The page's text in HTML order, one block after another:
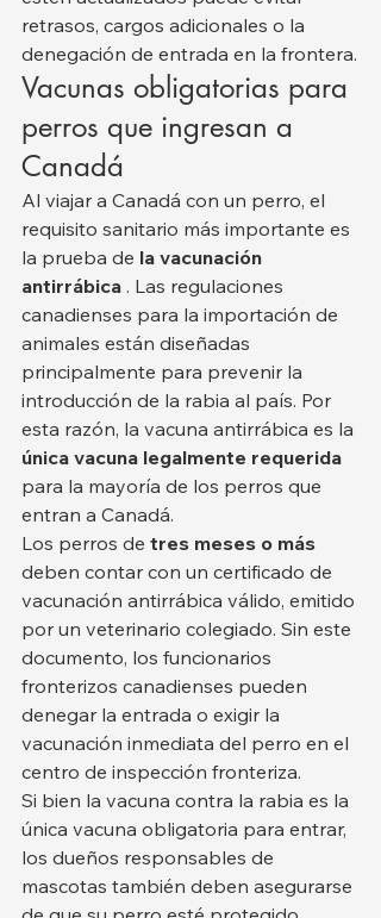
retrasos, cargos adicionales o la
denegación de entrada en la frontera.
Vacunas obligatorias para
perros que ingresan a
Canadá
Al viajar a Canadá con un perro, el
requisito sanitario más importante es
la prueba de la vacunación
antirrábica . Las regulaciones
canadienses para la importación de
animales están diseñadas
principalmente para prevenir la
introducción de la rabia al país. Por
esta razón, la vacuna antirrábica es la
única vacuna legalmente requerida
para la mayoría de los perros que
entran a Canadá.
Los perros de tres meses o más
deben contar con un certificado de
vacunación antirrábica válido, emitido
por un veterinario colegiado. Sin este
documento, los funcionarios
fronterizos canadienses pueden
denegar la entrada o exigir la
vacunación inmediata del perro en el
centro de inspección fronteriza.
Si bien la vacuna contra la rabia es la
única vacuna obligatoria para entrar,
los dueños responsables de
mascotas también deben asegurarse